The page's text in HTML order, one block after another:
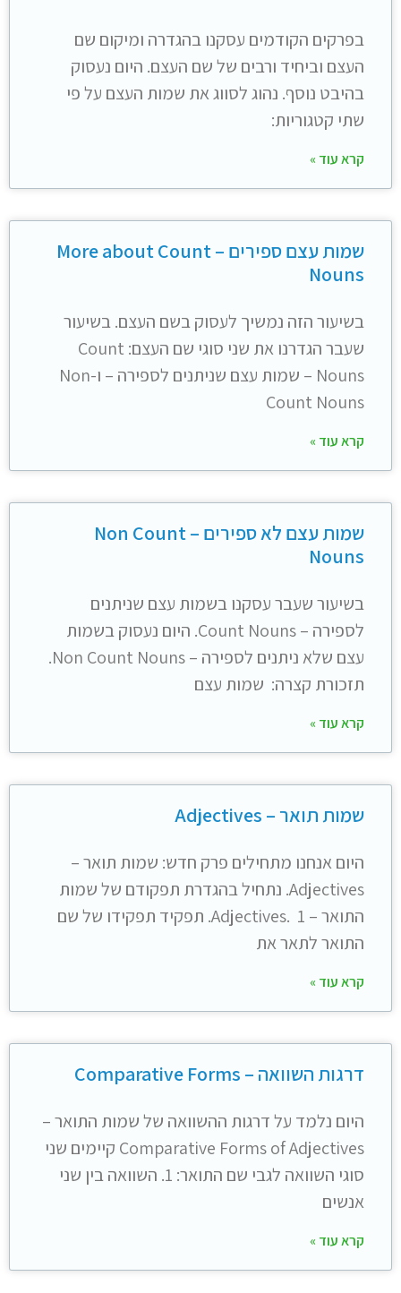
בפרקים הקודמים עסקנו בהגדרה ומיקום שם
העצם וביחיד ורבים של שם העצם. היום נעסוק
בהיבט נוסף. נהוג לסווג את שמות העצם על פי
שתי קטגוריות:
קרא עוד »
שמות עצם ספירים – More about Count
Nouns
בשיעור הזה נמשיך לעסוק בשם העצם. בשיעור
שעבר הגדרנו את שני סוגי שם העצם: Count
Nouns – שמות עצם שניתנים לספירה – ו-Non
Count Nouns
קרא עוד »
שמות עצם לא ספירים – Non Count
Nouns
בשיעור שעבר עסקנו בשמות עצם שניתנים
לספירה – Count Nouns. היום נעסוק בשמות
עצם שלא ניתנים לספירה – Non Count Nouns.
תזכורת קצרה: שמות עצם
קרא עוד »
שמות תואר – Adjectives
היום אנחנו מתחילים פרק חדש: שמות תואר –
Adjectives. נתחיל בהגדרת תפקודם של שמות
התואר – Adjectives. 1. תפקיד תפקידו של שם
התואר לתאר את
קרא עוד »
דרגות השוואה – Comparative Forms
היום נלמד על דרגות ההשוואה של שמות התואר –
Comparative Forms of Adjectives קיימים שני
סוגי השוואה לגבי שם התואר: 1. השוואה בין שני
אנשים
קרא עוד »